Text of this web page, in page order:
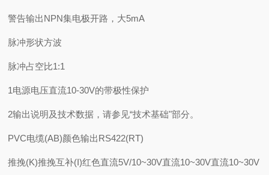
警告输出NPN集电极开路，大5mA
脉冲形状方波
脉冲占空比1:1
1电源电压直流10-30V的带极性保护
2输出说明及技术数据，请参见“技术基础"部分。
PVC电缆(AB)颜色输出RS422(RT)
推挽(K)推挽互补(I)红色直流5V/10~30V直流10~30V直流10~30V